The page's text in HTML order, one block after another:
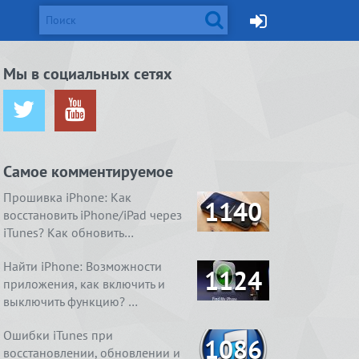
…
4 способа, как очистить
Mac
Real Boxing 2 ROCKY.
Ничего
Мы в социальных сетях
Самое комментируемое
Прошивка iPhone: Как
восстановить iPhone/iPad через
iTunes? Как обновить…
1140
Найти iPhone: Возможности
приложения, как включить и
выключить функцию? …
1124
Ошибки iTunes при
восстановлении, обновлении и
1086